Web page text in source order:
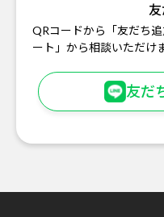
QRコードから「友だち
ート」から相談いただけ
友だ